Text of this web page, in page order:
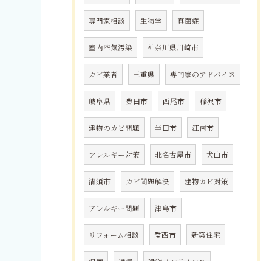
専門家相談 生物学 真菌症
室内空気汚染 神奈川県川崎市
カビ業者 三重県 専門家のアドバイス
岐阜県 豊田市 西尾市 稲沢市
建物のカビ問題 半田市 江南市
アレルギー対策 北名古屋市 犬山市
清須市 カビ問題解決 建物カビ対策
アレルギー問題 津島市
リフォーム相談 愛西市 新築住宅